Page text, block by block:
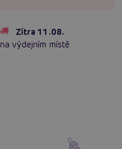
Zítra 11.08.
na výdejním místě